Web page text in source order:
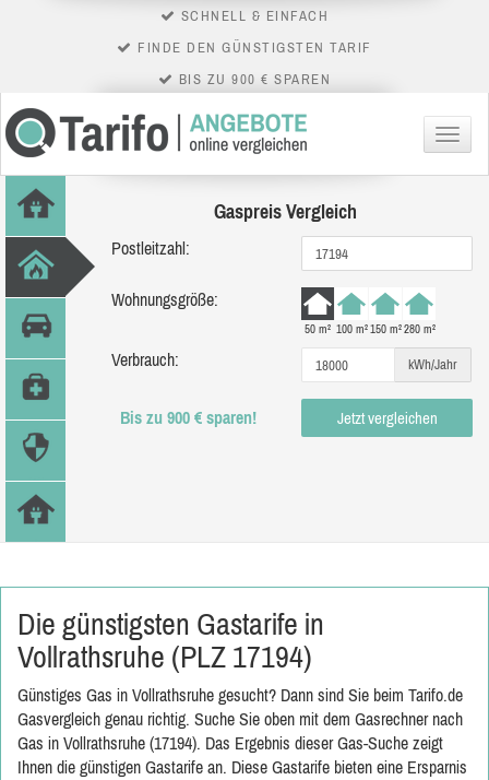
SCHNELL & EINFACH
FINDE DEN GÜNSTIGSTEN TARIF
BIS ZU 900 € SPAREN
Menü
Gaspreis Vergleich
Postleitzahl:
Wohnungsgröße:
50 m² 100 m²150 m²280 m²
Verbrauch: kWh/Jahr
Bis zu 900 € sparen! Jetzt vergleichen
Die günstigsten Gastarife in
Vollrathsruhe (PLZ 17194)
Günstiges Gas in Vollrathsruhe gesucht? Dann sind Sie beim Tarifo.de
Gasvergleich genau richtig. Suche Sie oben mit dem Gasrechner nach
Gas in Vollrathsruhe (17194). Das Ergebnis dieser Gas-Suche zeigt
Ihnen die günstigen Gastarife an. Diese Gastarife bieten eine Ersparnis